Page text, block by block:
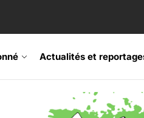
Actualités et